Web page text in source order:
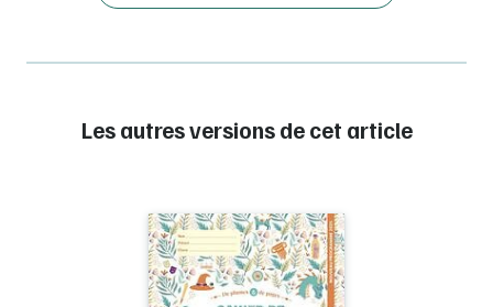
Les autres versions de cet article